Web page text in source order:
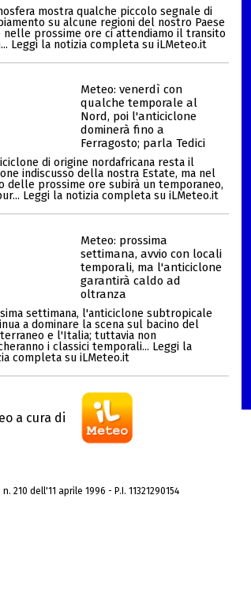
mostra qualche piccolo segnale di
su alcune regioni del nostro Paese
nelle prossime ore ci attendiamo il transito
Leggi la notizia completa su iLMeteo.it
Meteo: venerdì con
qualche temporale al
Nord, poi l'anticiclone
dominerà fino a
Ferragosto; parla Tedici
di origine nordafricana resta il
indiscusso della nostra Estate, ma nel
delle prossime ore subirà un temporaneo,
Leggi la notizia completa su iLMeteo.it
Meteo: prossima
settimana, avvio con locali
temporali, ma l'anticiclone
garantirà caldo ad
oltranza
settimana, l'anticiclone subtropicale
a dominare la scena sul bacino del
e l'Italia; tuttavia non
i classici temporali... Leggi la
completa su iLMeteo.it
a cura di
dell'11 aprile 1996 - P.I. 11321290154